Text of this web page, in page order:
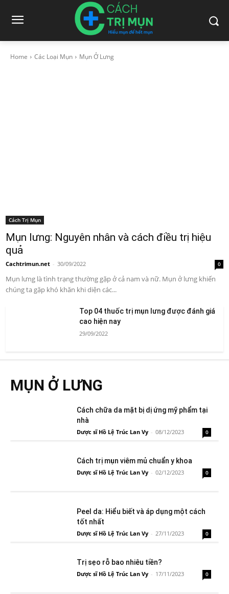
Home Các Loại Mụn Mụn Ở Lưng
Cách Trị Mụn
Mụn lưng: Nguyên nhân và cách điều trị hiệu
quả
Cachtrimun.net - 30/09/2022 0
Mụn lưng là tình trạng thường gặp ở cả nam và nữ. Mụn ở lưng khiến
chúng ta gặp khó khăn khi diện các...
Top 04 thuốc trị mụn lưng được đánh giá
cao hiện nay
29/09/2022
MỤN Ở LƯNG
Cách chữa da mặt bị dị ứng mỹ phẩm tại
nhà
Dược sĩ Hồ Lệ Trúc Lan Vy - 08/12/2023 0
Cách trị mụn viêm mủ chuẩn y khoa
Dược sĩ Hồ Lệ Trúc Lan Vy - 02/12/2023 0
Peel da: Hiểu biết và áp dụng một cách
tốt nhất
Dược sĩ Hồ Lệ Trúc Lan Vy - 27/11/2023 0
Trị sẹo rỗ bao nhiêu tiền?
Dược sĩ Hồ Lệ Trúc Lan Vy - 17/11/2023 0